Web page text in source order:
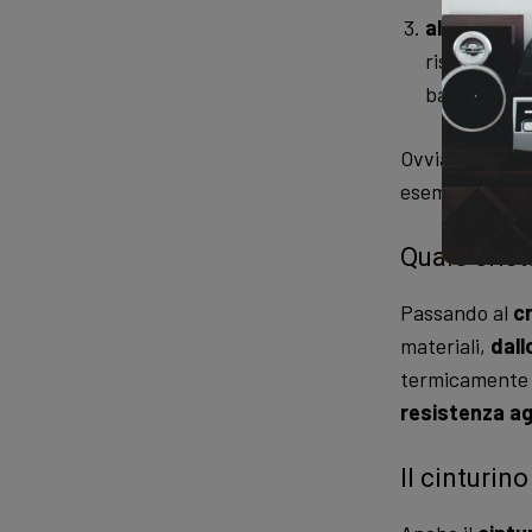
al quarzo,
rispetto
batteria.
Ovviamente
esempio la
Quale
Passando al
materiali,
resistenza
Il cinturino